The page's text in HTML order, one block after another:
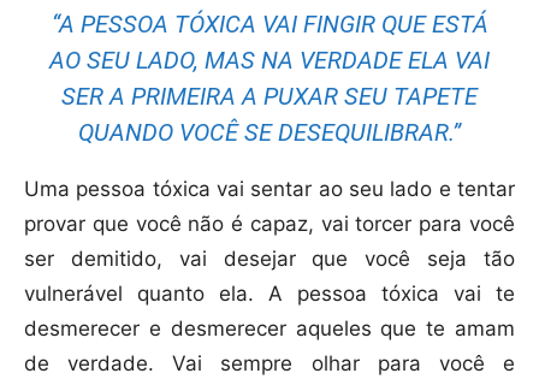
“A PESSOA TÓXICA VAI FINGIR QUE ESTÁ
AO SEU LADO, MAS NA VERDADE ELA VAI
SER A PRIMEIRA A PUXAR SEU TAPETE
QUANDO VOCÊ SE DESEQUILIBRAR.”
Uma pessoa tóxica vai sentar ao seu lado e tentar
provar que você não é capaz, vai torcer para você
ser demitido, vai desejar que você seja tão
vulnerável quanto ela. A pessoa tóxica vai te
desmerecer e desmerecer aqueles que te amam
de verdade. Vai sempre olhar para você e